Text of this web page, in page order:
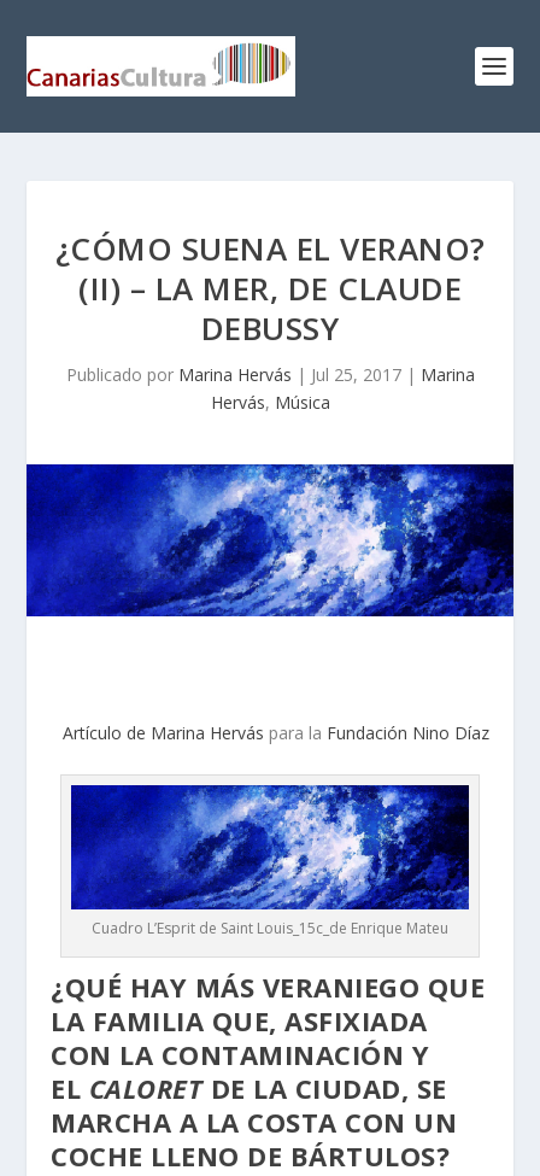
¿CÓMO SUENA EL VERANO?
(II) – LA MER, DE CLAUDE
DEBUSSY
Publicado por Marina Hervás | Jul 25, 2017| Marina
Hervás, Música
Artículo de Marina Hervás para la Fundación Nino Díaz
Cuadro L’Esprit de Saint Louis_15c_de Enrique Mateu
¿QUÉ HAY MÁS VERANIEGO QUE
LA FAMILIA QUE, ASFIXIADA
CON LA CONTAMINACIÓN Y
EL CALORETDE LA CIUDAD, SE
MARCHA A LA COSTA CON UN
COCHE LLENO DE BÁRTULOS?